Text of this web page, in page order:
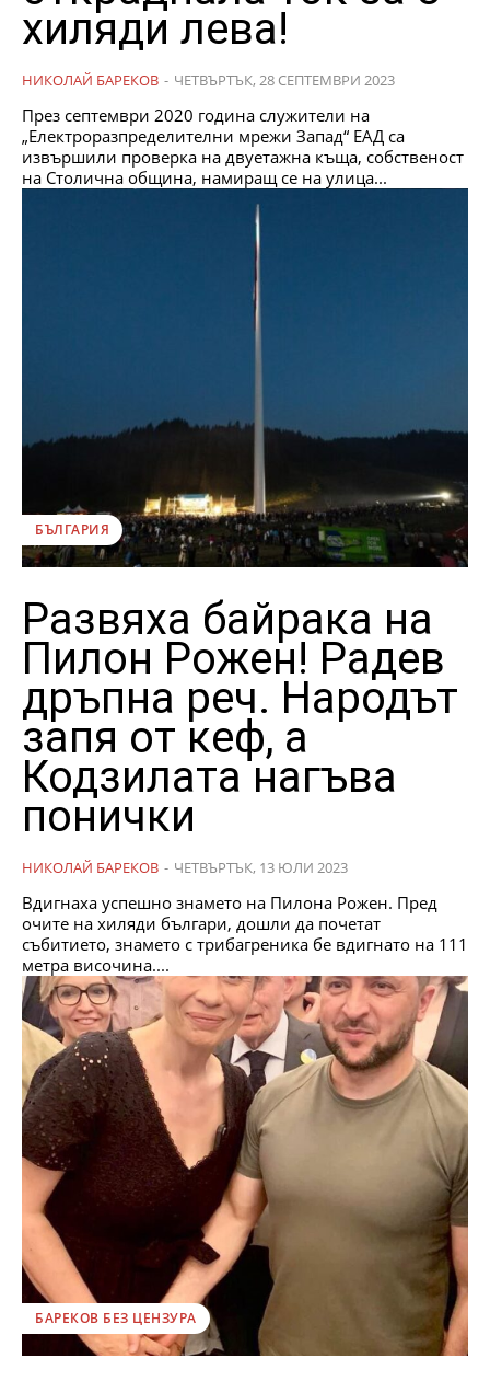
хиляди лева!
НИКОЛАЙ БАРЕКОВ - ЧЕТВЪРТЪК, 28 СЕПТЕМВРИ 2023
През септември 2020 година служители на
„Електроразпределителни мрежи Запад“ ЕАД са
извършили проверка на двуетажна къща, собственост
на Столична община, намиращ се на улица...
БЪЛГАРИЯ
Развяха байрака на
Пилон Рожен! Радев
дръпна реч. Народът
запя от кеф, а
Кодзилата нагъва
понички
НИКОЛАЙ БАРЕКОВ - ЧЕТВЪРТЪК, 13 ЮЛИ 2023
Вдигнаха успешно знамето на Пилона Рожен. Пред
очите на хиляди българи, дошли да почетат
събитието, знамето с трибагреника бе вдигнато на 111
метра височина....
БАРЕКОВ БЕЗ ЦЕНЗУРА